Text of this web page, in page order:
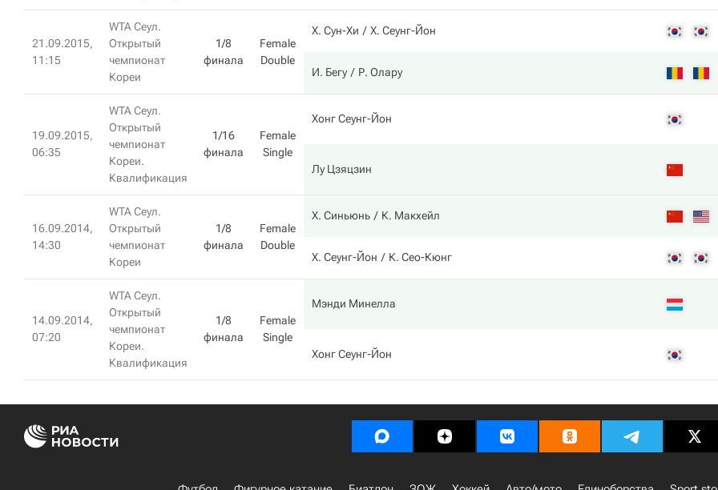
21.09.2015,
11:15
WTA Сеул.
Открытый
чемпионат
Кореи
1/8
финала
Female
Double
Х. Сун-Хи Х. Сеунг-Йон
И. Бегу Р. Олару
19.09.2015,
06:35
WTA Сеул.
Открытый
чемпионат
Кореи.
Квалификация
1/16
финала
Female
Single
Хонг Сеунг-Йон
Лу Цзяцзин
16.09.2014,
14:30
WTA Сеул.
Открытый
чемпионат
Кореи
1/8
финала
Female
Double
Х. Синьюнь К. Макхейл
Х. Сеунг-Йон К. Сео-Кюнг
14.09.2014,
07:20
WTA Сеул.
Открытый
чемпионат
Кореи.
Квалификация
1/8
финала
Female
Single
Мэнди Минелла
Хонг Сеунг-Йон